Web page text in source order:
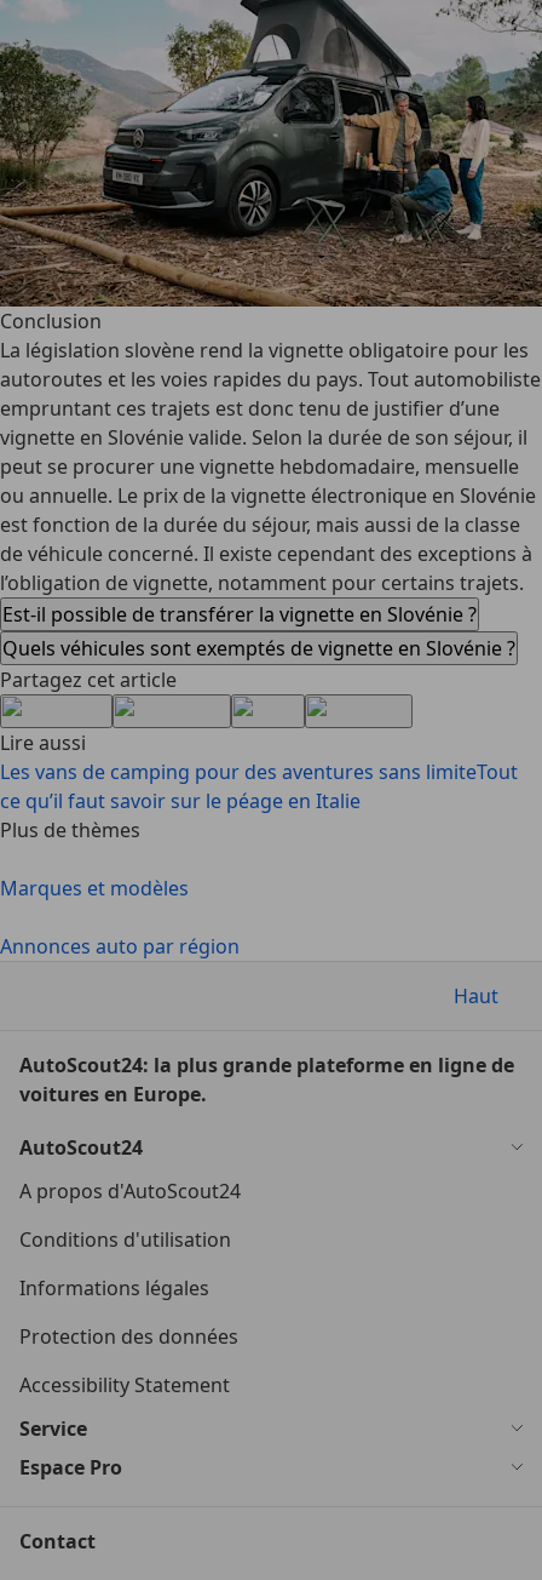
Conclusion
La législation slovène rend la vignette obligatoire pour les
autoroutes et les voies rapides du pays. Tout automobiliste
empruntant ces trajets est donc tenu de justifier d’une
vignette en Slovénie valide. Selon la durée de son séjour, il
peut se procurer une vignette hebdomadaire, mensuelle
ou annuelle. Le prix de la vignette électronique en Slovénie
est fonction de la durée du séjour, mais aussi de la classe
de véhicule concerné. Il existe cependant des exceptions à
l’obligation de vignette, notamment pour certains trajets.
Est-il possible de transférer la vignette en Slovénie ?
Quels véhicules sont exemptés de vignette en Slovénie ?
Partagez cet article
Lire aussi
Les vans de camping pour des aventures sans limiteTout
ce qu’il faut savoir sur le péage en Italie
Plus de thèmes
Marques et modèles
Annonces auto par région
Haut
AutoScout24: la plus grande plateforme en ligne de
voitures en Europe.
AutoScout24
A propos d'AutoScout24
Conditions d'utilisation
Informations légales
Protection des données
Accessibility Statement
Service
Espace Pro
Contact